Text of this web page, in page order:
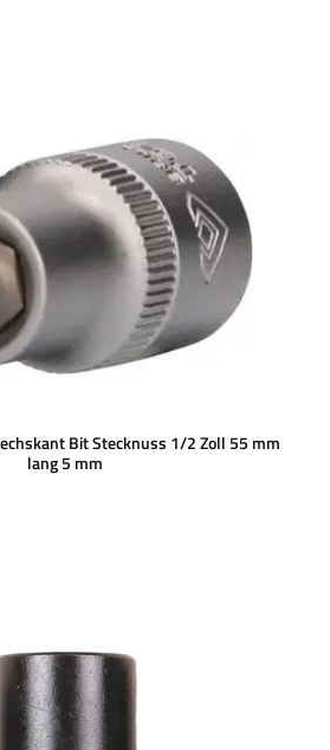
Bit Stecknuss 1/2 Zoll 55 mm
lang 5 mm